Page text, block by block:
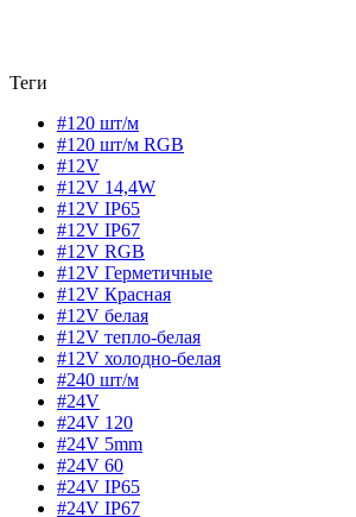
Теги
#120 шт/м
#120 шт/м RGB
#12V
#12V 14,4W
#12V IP65
#12V IP67
#12V RGB
#12V Герметичные
#12V Красная
#12V белая
#12V тепло-белая
#12V холодно-белая
#240 шт/м
#24V
#24V 120
#24V 5mm
#24V 60
#24V IP65
#24V IP67